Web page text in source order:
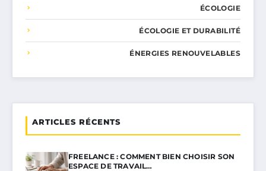
ÉCOLOGIE
ÉCOLOGIE ET DURABILITÉ
ÉNERGIES RENOUVELABLES
ARTICLES RÉCENTS
FREELANCE : COMMENT BIEN CHOISIR SON
ESPACE DE TRAVAIL…